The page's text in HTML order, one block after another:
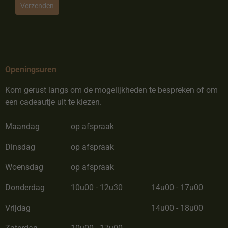
Verzenden
Openingsuren
Kom gerust langs om de mogelijkheden te bespreken of om
een cadeautje uit te kiezen.
Maandag op afspraak
Dinsdag op afspraak
Woensdag op afspraak
Donderdag 10u00 - 12u30 14u00 - 17u00
Vrijdag 14u00 - 18u00